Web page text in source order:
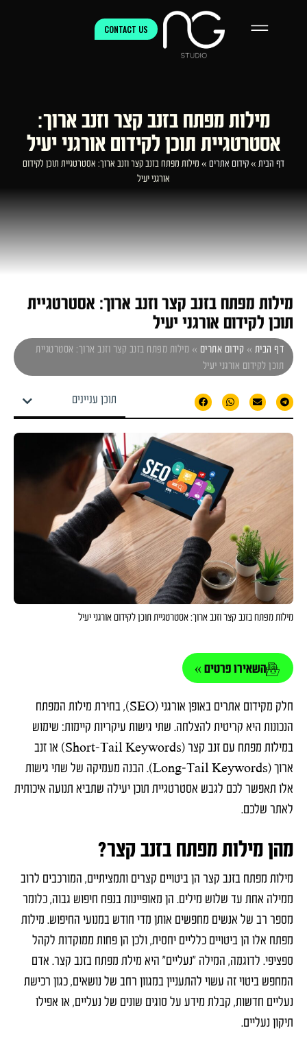
CONTACT US
מילות מפתח בזנב קצר וזנב ארוך:
אסטרטגיית תוכן לקידום אורגני יעיל
דף הבית » קידום אתרים » מילות מפתח בזנב קצר וזנב ארוך: אסטרטגיית תוכן לקידום
אורגני יעיל
מילות מפתח בזנב קצר וזנב ארוך: אסטרטגיית
תוכן לקידום אורגני יעיל
דף הבית » קידום אתרים » מילות מפתח בזנב קצר וזנב ארוך: אסטרטגיית
תוכן לקידום אורגני יעיל
תוכן עניינים
מילות מפתח בזנב קצר וזנב ארוך: אסטרטגיית תוכן לקידום אורגני יעיל
השאירו פרטים »
חלק מקידום אתרים באופן אורגני (SEO)
, בחירת מילות המפתח
הנכונות היא קריטית להצלחה. שתי גישות עיקריות קיימות: שימוש
במילות מפתח עם זנב קצר (Short-Tail Keywords) או זנב
ארוך (Long-Tail Keywords). הבנה מעמיקה של שתי גישות
אלו תאפשר לכם לגבש אסטרטגיית תוכן יעילה שתביא תנועה איכותית
לאתר שלכם.
מהן מילות מפתח בזנב קצר?
מילות מפתח בזנב קצר הן ביטויים קצרים ותמציתיים, המורכבים לרוב
ממילה אחת עד שלוש מילים. הן מאופיינות בנפח חיפוש גבוה, כלומר
מספר רב של אנשים מחפשים אותן מדי חודש במנועי החיפוש. מילות
מפתח אלו הן ביטויים כלליים יחסית, ולכן הן פחות ממוקדות לקהל
ספציפי. לדוגמה, המילה "נעליים" היא מילת מפתח בזנב קצר. אדם
המחפש ביטוי זה עשוי להתעניין במגוון רחב של נושאים, כגון רכישת
נעליים חדשות, קבלת מידע על סוגים שונים של נעליים, או אפילו
תיקון נעליים.